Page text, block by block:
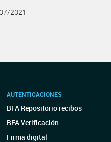
2021
AUTENTICACIONES
BFA Repositorio recibos
BFA Verificación
Firma digital